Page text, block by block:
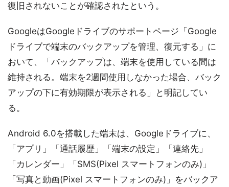
復旧されないことが確認されたという。
GoogleはGoogleドライブのサポートページ「Google
ドライブで端末のバックアップを管理、復元する」に
おいて、「バックアップは、端末を使用している間は
維持される。端末を2週間使用しなかった場合、バック
アップの下に有効期限が表示される」と明記してい
る。
Android 6.0を搭載した端末は、Googleドライブに、
「アプリ」「通話履歴」「端末の設定」「連絡先」
「カレンダー」「SMS(Pixel スマートフォンのみ)」
「写真と動画(Pixel スマートフォンのみ)」をバックア